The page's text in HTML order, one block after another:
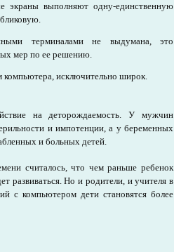
экраны выполняют одну-единственную
терминалами не выдумана, это
мер по ее решению.
компьютера, исключительно широк.
на деторождаемость. У мужчин
и импотенции, а у беременных
и больных детей.
считалось, что чем раньше ребенок
развиваться. Но и родители, и учителя в
с компьютером дети становятся более